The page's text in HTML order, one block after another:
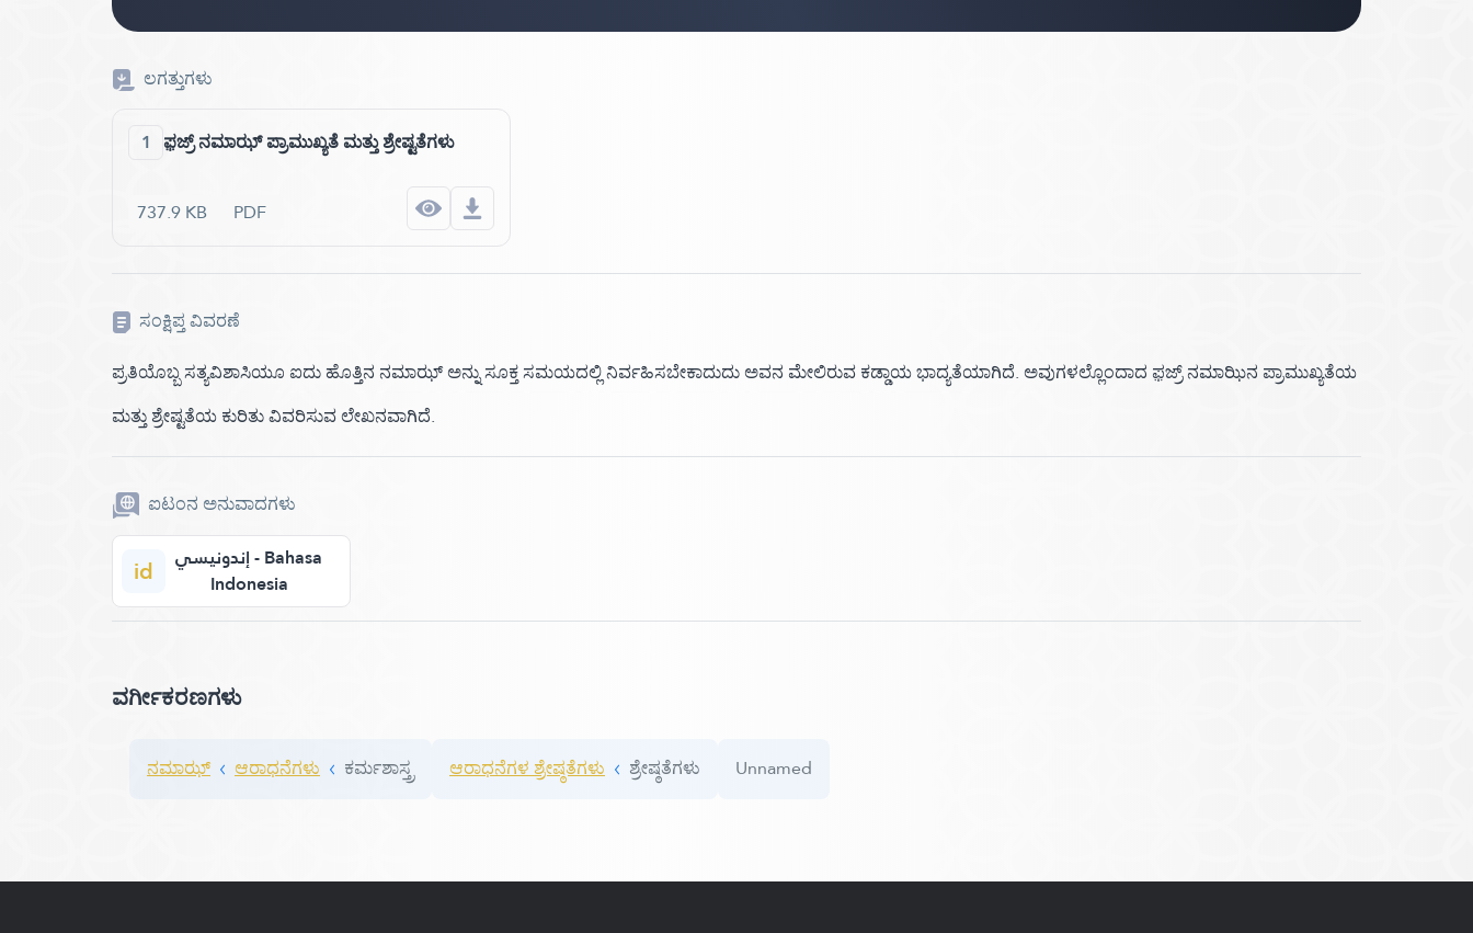
ಲಗತ್ತುಗಳು
1 ಫ಼ಜ್ರ್ ನಮಾಝ್ ಪ್ರಾಮುಖ್ಯತೆ ಮತ್ತು ಶ್ರೇಷ್ಟತೆಗಳು
737.9 KB PDF
ಸಂಕ್ಷಿಪ್ತ ವಿವರಣೆ
ಪ್ರತಿಯೊಬ್ಬ ಸತ್ಯವಿಶಾಸಿಯೂ ಐದು ಹೊತ್ತಿನ ನಮಾಝ್ ಅನ್ನು ಸೂಕ್ತ ಸಮಯದಲ್ಲಿ ನಿರ್ವಹಿಸಬೇಕಾದುದು ಅವನ ಮೇಲಿರುವ ಕಡ್ಡಾಯ ಭಾದ್ಯತೆಯಾಗಿದೆ. ಅವುಗಳಲ್ಲೊಂದಾದ ಫ಼ಜ್ರ್ ನಮಾಝಿನ ಪ್ರಾಮುಖ್ಯತೆಯ
ಮತ್ತು ಶ್ರೇಷ್ಟತೆಯ ಕುರಿತು ವಿವರಿಸುವ ಲೇಖನವಾಗಿದೆ.
ಐಟಂನ ಅನುವಾದಗಳು
id
إندونيسي - Bahasa
Indonesia
ವರ್ಗೀಕರಣಗಳು
ನಮಾಝ್ ಆರಾಧನೆಗಳು ಕರ್ಮಶಾಸ್ತ್ರ ಆರಾಧನೆಗಳ ಶ್ರೇಷ್ಠತೆಗಳು ಶ್ರೇಷ್ಠತೆಗಳು Unnamed